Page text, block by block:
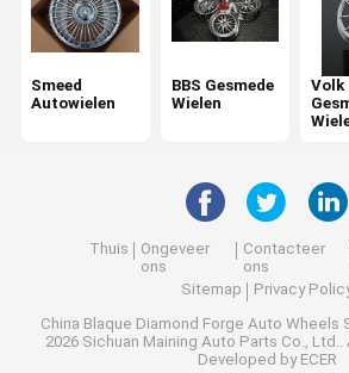
Smeed Autowielen
Volk die Gesmede Wielen rent
Vossen Gesmede Wielen
aangepaste gesmede wielen
Mercedes Benz Forged Wheels
Smeed
Autowielen
BBS Gesmede
Wielen
Volk
Thuis
Ongeveer
ons
Contacteer
ons
Sitemap
Privacy
China Blaque Diamond Forge Auto Wheels
2026 Sichuan Maining Auto Parts Co., Ltd..
Developed by ECER